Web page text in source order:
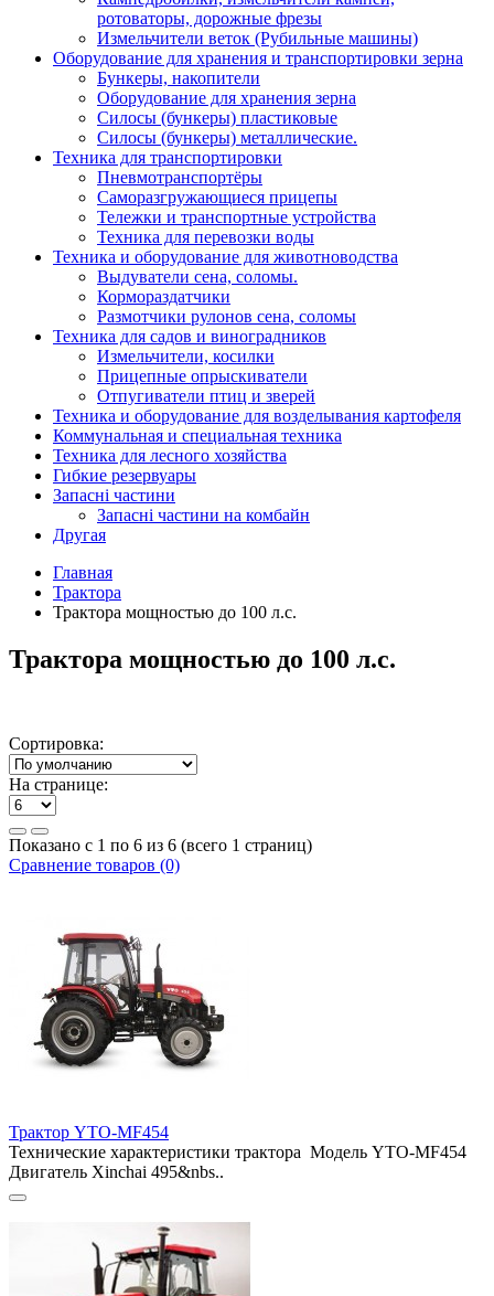
ротоваторы, дорожные фрезы
Измельчители веток (Рубильные машины)
Оборудование для хранения и транспортировки зерна
Бункеры, накопители
Оборудование для хранения зерна
Силосы (бункеры) пластиковые
Силосы (бункеры) металлические.
Техника для транспортировки
Пневмотранспортёры
Саморазгружающиеся прицепы
Тележки и транспортные устройства
Техника для перевозки воды
Техника и оборудование для животноводства
Выдуватели сена, соломы.
Кормораздатчики
Размотчики рулонов сена, соломы
Техника для садов и виноградников
Измельчители, косилки
Прицепные опрыскиватели
Отпугиватели птиц и зверей
Техника и оборудование для возделывания картофеля
Коммунальная и специальная техника
Техника для лесного хозяйства
Гибкие резервуары
Запасні частини
Запасні частини на комбайн
Другая
Главная
Трактора
Трактора мощностью до 100 л.с.
Трактора мощностью до 100 л.с.
Сортировка:
На странице:
Показано с 1 по 6 из 6 (всего 1 страниц)
Сравнение товаров (0)
Трактор YTO-MF454
Технические характеристики трактора Модель YTO-MF454
Двигатель Xinchai 495&nbs..